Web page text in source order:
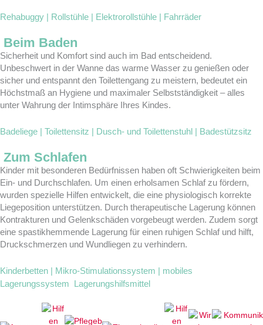
Rehabuggy | Rollstühle | Elektrorollstühle | Fahrräder
Beim Baden
Sicherheit und Komfort sind auch im Bad entscheidend.
Unbeschwert in der Wanne das warme Wasser zu genießen oder
sicher und entspannt den Toilettengang zu meistern, bedeutet ein
Höchstmaß an Hygiene und maximaler Selbstständigkeit – alles
unter Wahrung der Intimsphäre Ihres Kindes.
Badeliege | Toilettensitz | Dusch- und Toilettenstuhl | Badestützsitz
Zum Schlafen
Kinder mit besonderen Bedürfnissen haben oft Schwierigkeiten beim
Ein- und Durchschlafen. Um einen erholsamen Schlaf zu fördern,
wurden spezielle Hilfen entwickelt, die eine physiologisch korrekte
Liegeposition unterstützen. Durch therapeutische Lagerung können
Kontrakturen und Gelenkschäden vorgebeugt werden. Zudem sorgt
eine spastikhemmende Lagerung für einen ruhigen Schlaf und hilft,
Druckschmerzen und Wundliegen zu verhindern.
Kinderbetten | Mikro-Stimulationssystem | mobiles
Lagerungssystem Lagerungshilfsmittel